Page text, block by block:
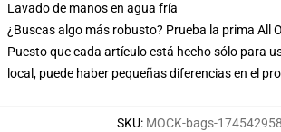
Lavado de manos en agua fría
¿Buscas algo más robusto? Prueba la prima All
Puesto que cada artículo está hecho sólo para
local, puede haber pequeñas diferencias en el
SKU: MOCK-bags-